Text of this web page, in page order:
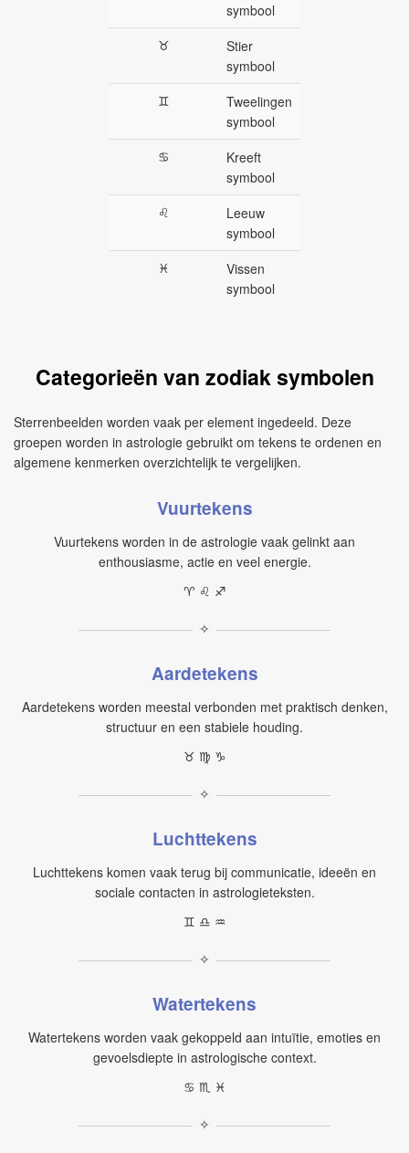
symbool
♉︎
Stier
symbool
♊︎
Tweelingen
symbool
♋︎
Kreeft
symbool
♌︎
Leeuw
symbool
♓︎
Vissen
symbool
Categorieën van zodiak symbolen
Sterrenbeelden worden vaak per element ingedeeld. Deze
groepen worden in astrologie gebruikt om tekens te ordenen en
algemene kenmerken overzichtelijk te vergelijken.
Vuurtekens
Vuurtekens worden in de astrologie vaak gelinkt aan
enthousiasme, actie en veel energie.
♈︎ ♌︎ ♐︎
✧
Aardetekens
Aardetekens worden meestal verbonden met praktisch denken,
structuur en een stabiele houding.
♉︎ ♍︎ ♑︎
✧
Luchttekens
Luchttekens komen vaak terug bij communicatie, ideeën en
sociale contacten in astrologieteksten.
♊︎ ♎︎ ♒︎
✧
Watertekens
Watertekens worden vaak gekoppeld aan intuïtie, emoties en
gevoelsdiepte in astrologische context.
♋︎ ♏︎ ♓︎
✧